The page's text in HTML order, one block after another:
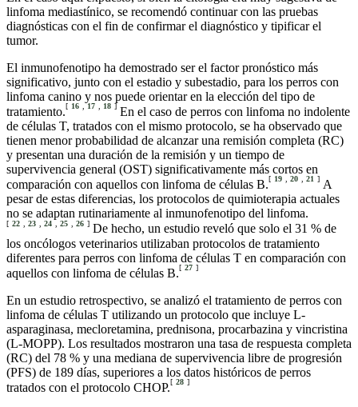
linfoma mediastínico, se recomendó continuar con las pruebas
diagnósticas con el fin de confirmar el diagnóstico y tipificar el
tumor.
El inmunofenotipo ha demostrado ser el factor pronóstico más
significativo, junto con el estadio y subestadio, para los perros con
linfoma canino y nos puede orientar en la elección del tipo de
tratamiento.[ 16 ,17 18 ] En el caso de perros con linfoma no indolente
de células T, tratados con el mismo protocolo, se ha observado que
tienen menor probabilidad de alcanzar una remisión completa (RC)
y presentan una duración de la remisión y un tiempo de
supervivencia general (OST) significativamente más cortos en
comparación con aquellos con linfoma de células B.[ 19 , 20 , 21 ] A
pesar de estas diferencias, los protocolos de quimioterapia actuales
no se adaptan rutinariamente al inmunofenotipo del linfoma.
[ 22 23 24 25 26 ] De hecho, un estudio reveló que solo el 31 % de
los oncólogos veterinarios utilizaban protocolos de tratamiento
diferentes para perros con linfoma de células T en comparación con
aquellos con linfoma de células B.[ 27 ]
En un estudio retrospectivo, se analizó el tratamiento de perros con
linfoma de células T utilizando un protocolo que incluye L-
asparaginasa, mecloretamina, prednisona, procarbazina y vincristina
(L-MOPP). Los resultados mostraron una tasa de respuesta completa
(RC) del 78 % y una mediana de supervivencia libre de progresión
(PFS) de 189 días, superiores a los datos históricos de perros
tratados con el protocolo CHOP.[ 28 ]